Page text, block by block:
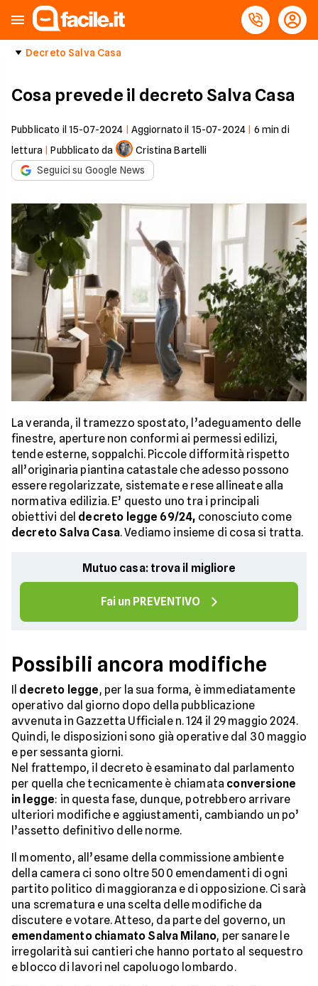
Decreto Salva Casa
Cosa prevede il decreto Salva Casa
Pubblicato il 15-07-2024 Aggiornato il 15-07-2024 6 min di
lettura |Pubblicato da
Cristina Bartelli
Seguici su Google News
La veranda, il tramezzo spostato, l’adeguamento delle
finestre, aperture non conformi ai permessi edilizi,
tende esterne, soppalchi. Piccole difformità rispetto
all’originaria piantina catastale che adesso possono
essere regolarizzate, sistemate e rese allineate alla
normativa edilizia. E’ questo uno tra i principali
obiettivi del decreto legge 69/24, conosciuto come
decreto Salva Casa. Vediamo insieme di cosa si tratta.
Mutuo casa: trova il migliore
Fai un PREVENTIVO
Possibili ancora modifiche
Il decreto legge, per la sua forma, è immediatamente
operativo dal giorno dopo della pubblicazione
avvenuta in Gazzetta Ufficiale n. 124 il 29 maggio 2024.
Quindi, le disposizioni sono già operative dal 30 maggio
e per sessanta giorni.
Nel frattempo, il decreto è esaminato dal parlamento
per quella che tecnicamente è chiamata conversione
in legge: in questa fase, dunque, potrebbero arrivare
ulteriori modifiche e aggiustamenti, cambiando un po’
l’assetto definitivo delle norme.
Il momento, all’esame della commissione ambiente
della camera ci sono oltre 500 emendamenti di ogni
partito politico di maggioranza e di opposizione. Ci sarà
una scrematura e una scelta delle modifiche da
discutere e votare. Atteso, da parte del governo, un
emendamento chiamato Salva Milano, per sanare le
irregolarità sui cantieri che hanno portato al sequestro
e blocco di lavori nel capoluogo lombardo.